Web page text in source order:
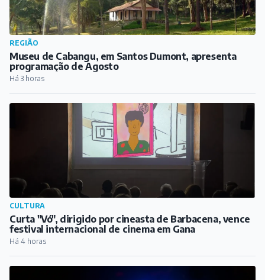
REGIÃO
Museu de Cabangu, em Santos Dumont, apresenta
programação de Agosto
Há 3 horas
CULTURA
Curta "Vó", dirigido por cineasta de Barbacena, vence
festival internacional de cinema em Gana
Há 4 horas